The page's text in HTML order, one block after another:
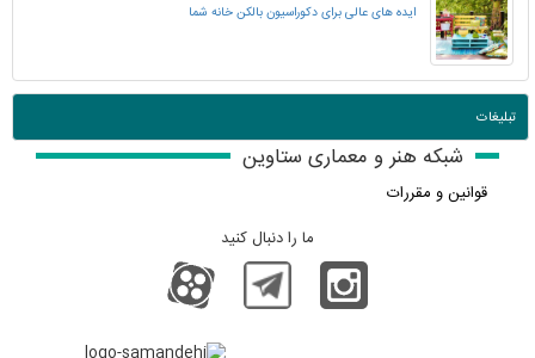
ایده های عالی برای دکوراسیون بالکن خانه شما
تبلیغات
شبکه هنر و معماری ستاوین
قوانین و مقررات
ما را دنبال کنید